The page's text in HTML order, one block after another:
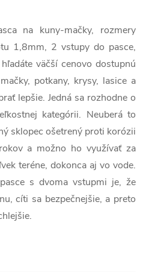
na kuny-mačky, rozmery
1,8mm, 2 vstupy do pasce,
väčší cenovo dostupnú
potkany, krysy, lasice a
lepšie. Jedná sa rozhodne o
kategórii. Neuberá to
sklopec ošetrený proti korózii
a možno ho využívať za
teréne, dokonca aj vo vode.
s dvoma vstupmi je, že
cíti sa bezpečnejšie, a preto